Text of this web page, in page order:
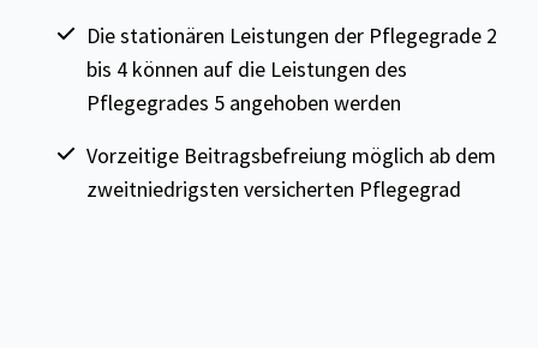
Die stationären Leistungen der Pflegegrade 2
bis 4 können auf die Leistungen des
Pflegegrades 5 angehoben werden
Vorzeitige Beitragsbefreiung möglich ab dem
zweitniedrigsten versicherten Pflegegrad